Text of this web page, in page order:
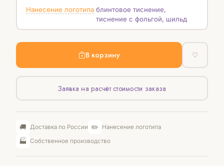
Нанесение логотипа блинтовое тиснение,
тиснение с фольгой, шильд
В корзину ♡
Заявка на расчёт стоимости заказа
🚚 Доставка по России ✏️ Нанесение логотипа
🏭 Собственное производство